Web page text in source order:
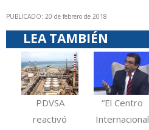
PUBLICADO: 20 de febrero de 2018
LEA TAMBIÉN
PDVSA
reactivó
“El Centro
Internacional